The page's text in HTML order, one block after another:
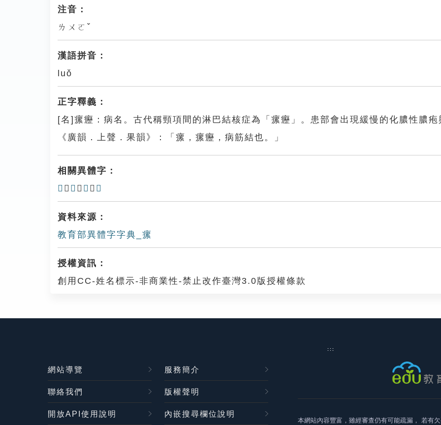
注音：
ㄌㄨㄛˇ
漢語拼音：
luǒ
正字釋義：
[名]瘰癧：病名。古代稱頸項間的淋巴結核症為「瘰癧」。患部會出現緩慢的化膿性膿疱
《廣韻．上聲．果韻》：「瘰，瘰癧，病筋結也。」
相關異體字：
𢋧 、 𤻗 、 𤻳 、 𤼠
資料來源：
教育部異體字字典_瘰
授權資訊：
創用CC-姓名標示-非商業性-禁止改作臺灣3.0版授權條款
:::
網站導覽 服務簡介
聯絡我們 版權聲明
開放API使用說明 內嵌搜尋欄位說明
本網站內容豐富，雖經審查仍有可能疏漏， 若有